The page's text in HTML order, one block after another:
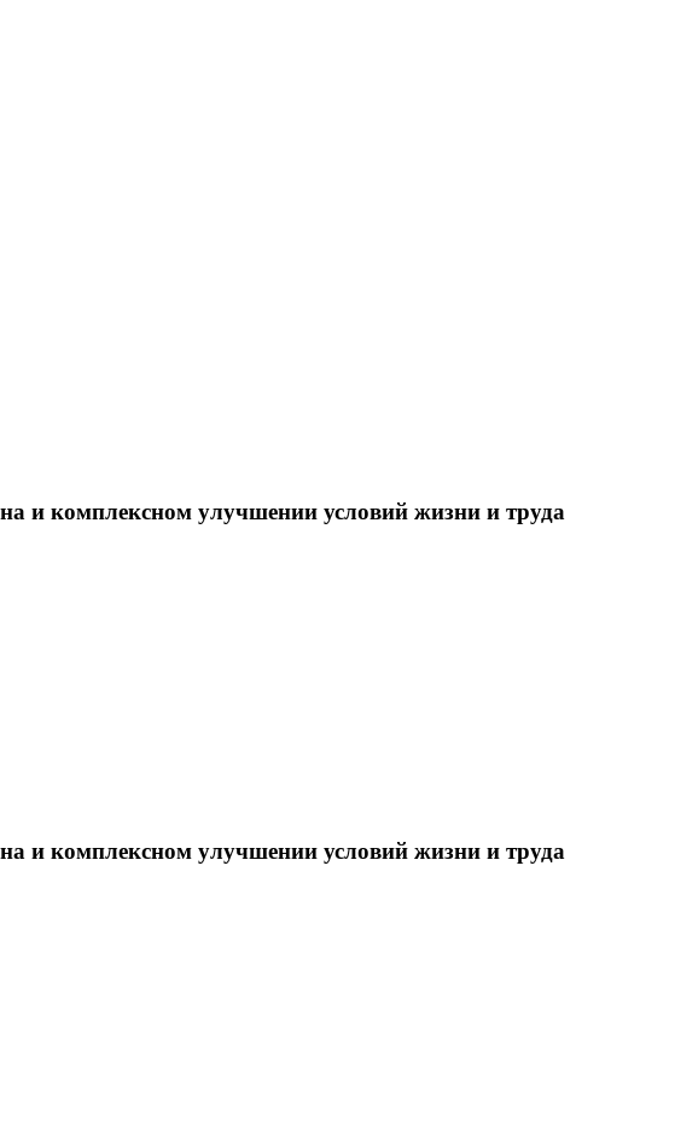
и комплексном улучшении условий жизни и труда
и комплексном улучшении условий жизни и труда